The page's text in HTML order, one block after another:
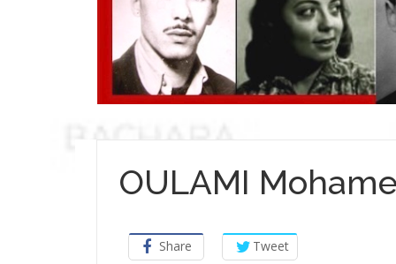
OULAMI
Share Tweet